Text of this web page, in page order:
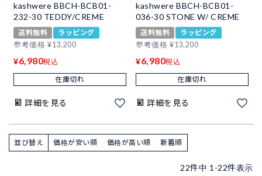
kashwere BBCH-BCB01-
232-30 TEDDY/CREME
送料無料
ラッピング
参考価格 ¥13,200
¥6,980税込
在庫切れ
詳細を見る
kashwere BBCH-BCB01-
036-30 STONE W/ CREME
送料無料
ラッピング
参考価格 ¥13,200
¥6,980税込
在庫切れ
詳細を見る
並び替え 価格が安い順 価格が高い順 新着順
22件中 1 -22件表示